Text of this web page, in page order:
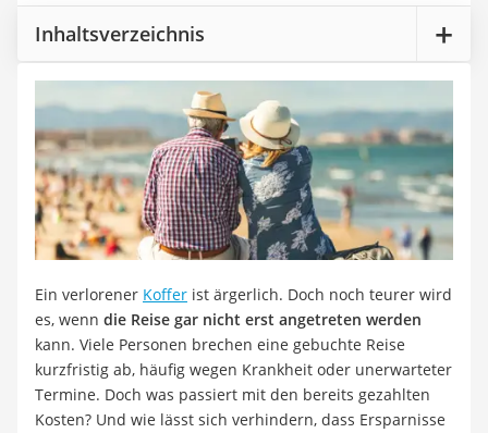
Singlereisen
Wassertest
Neuwagen-Rabatt
Handyversicherung
Online-Druckerei
Musik-Streaming
Münzhändler
Auto verkaufen
Strom und Gas (Kombitarif)
Elektronische Schließanlage
Immobilienportal
Ticketportale
Kündigungsservice
Service
Inhaltsverzeichnis
Ein verlorener Koffer ist ärgerlich. Doch noch teurer wird
es, wenn die Reise gar nicht erst angetreten werden
kann. Viele Personen brechen eine gebuchte Reise
kurzfristig ab, häufig wegen Krankheit oder unerwarteter
Termine. Doch was passiert mit den bereits gezahlten
Kosten? Und wie lässt sich verhindern, dass Ersparnisse